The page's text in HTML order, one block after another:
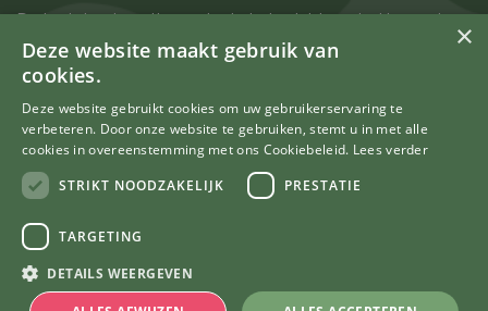
De laatste nieuwtjes en leukste berichten vind je op de
de volgende kanalen:
Uw mening telt
© Tuincentrum De Driesprong
×
Deze website maakt gebruik van
cookies.
Deze website gebruikt cookies om uw gebruikerservaring te
verbeteren. Door onze website te gebruiken, stemt u in met alle
cookies in overeenstemming met ons Cookiebeleid. Lees verder
STRIKT NOODZAKELIJK
PRESTATIE
TARGETING
DETAILS WEERGEVEN